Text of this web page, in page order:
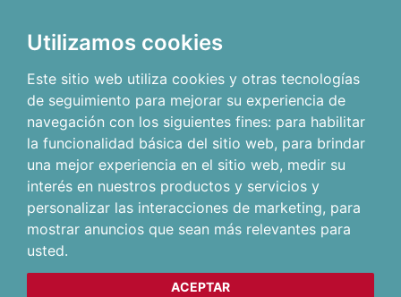
Utilizamos cookies
Este sitio web utiliza cookies y otras tecnologías
de seguimiento para mejorar su experiencia de
navegación con los siguientes fines: para habilitar
la funcionalidad básica del sitio web, para brindar
una mejor experiencia en el sitio web, medir su
interés en nuestros productos y servicios y
personalizar las interacciones de marketing, para
mostrar anuncios que sean más relevantes para
usted.
ACEPTAR